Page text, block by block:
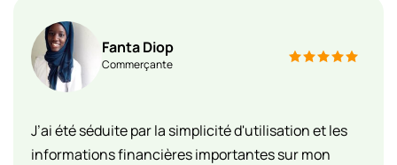
Fanta Diop
Commerçante
J’ai été séduite par la simplicité d'utilisation et les
informations financières importantes sur mon